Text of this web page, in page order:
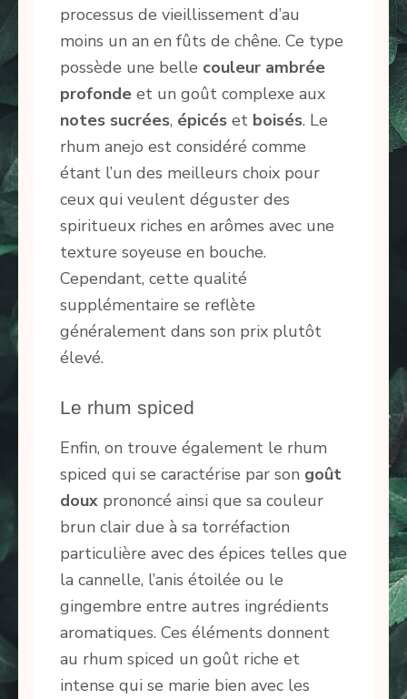
processus de vieillissement d’au
moins un an en fûts de chêne. Ce type
possède une belle couleur ambrée
profonde et un goût complexe aux
notes sucrées, épicés et boisés. Le
rhum anejo est considéré comme
étant l’un des meilleurs choix pour
ceux qui veulent déguster des
spiritueux riches en arômes avec une
texture soyeuse en bouche.
Cependant, cette qualité
supplémentaire se reflète
généralement dans son prix plutôt
élevé.
Le rhum spiced
Enfin, on trouve également le rhum
spiced qui se caractérise par son goût
doux prononcé ainsi que sa couleur
brun clair due à sa torréfaction
particulière avec des épices telles que
la cannelle, l’anis étoilée ou le
gingembre entre autres ingrédients
aromatiques. Ces éléments donnent
au rhum spiced un goût riche et
intense qui se marie bien avec les